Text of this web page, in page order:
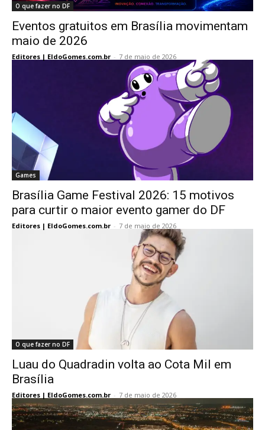
O que fazer no DF
Eventos gratuitos em Brasília movimentam
maio de 2026
Editores | EldoGomes.com.br - 7 de maio de 2026
Games
Brasília Game Festival 2026: 15 motivos
para curtir o maior evento gamer do DF
Editores | EldoGomes.com.br - 7 de maio de 2026
O que fazer no DF
Luau do Quadradin volta ao Cota Mil em
Brasília
Editores | EldoGomes.com.br - 7 de maio de 2026